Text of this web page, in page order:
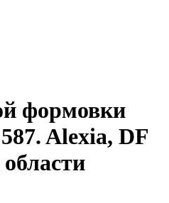
формовки
Alexia, DF